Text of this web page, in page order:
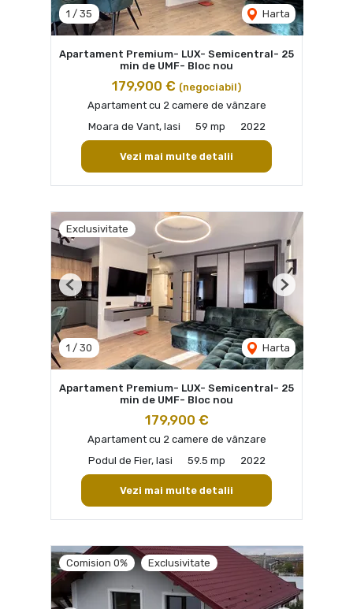
1 / 35 Harta
Apartament Premium- LUX- Semicentral- 25
min de UMF- Bloc nou
179,900 € (negociabil)
Apartament cu 2 camere de vânzare
Moara de Vant, Iasi
59 mp 2022
Vezi mai multe detalii
Exclusivitate
1 / 30 Harta
Previous Next
Apartament Premium- LUX- Semicentral- 25
min de UMF- Bloc nou
179,900 €
Apartament cu 2 camere de vânzare
Podul de Fier, Iasi
59.5 mp 2022
Vezi mai multe detalii
Comision 0% Exclusivitate